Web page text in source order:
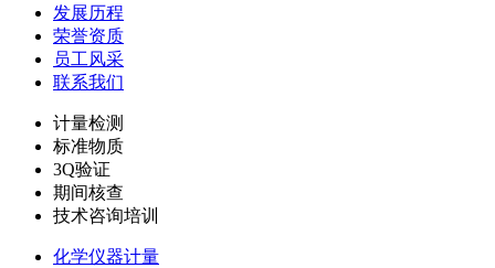
发展历程
荣誉资质
员工风采
联系我们
计量检测
标准物质
3Q验证
期间核查
技术咨询培训
化学仪器计量